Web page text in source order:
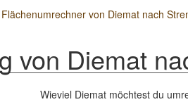
Flächenumrechner von Diemat nach
von Diemat
Wieviel Diemat möchtest du